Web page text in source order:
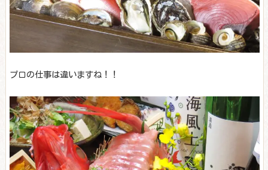
プロの仕事は違いますね！！